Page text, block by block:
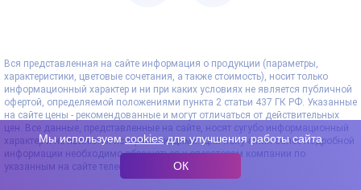
Вся представленная на сайте информация о продукции (параметры,
характеристики, цветовые сочетания, а также стоимость), носит только
информационный характер и ни при каких условиях не является публичной
офертой, определяемой положениями пункта 2 статьи 437 ГК РФ. Указанные
на сайте цены - рекомендованные и могут отличаться от действительных
цен. Все данные, представленные на сайте, носят сугубо информационный
характер и не являются исчерпывающими. Для получения более подробной
информации необходимо обращаться к операторам компании по
указанным на сайте телефонам.
Мы используемcookiesдля улучшения работы сайта
ОК